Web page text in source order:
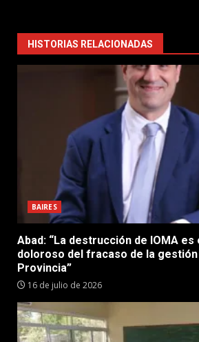
HISTORIAS RELACIONADAS
BAIRES
Abad: “La destrucción de IOMA
doloroso del fracaso de la
Provincia”
16 de julio de 2026